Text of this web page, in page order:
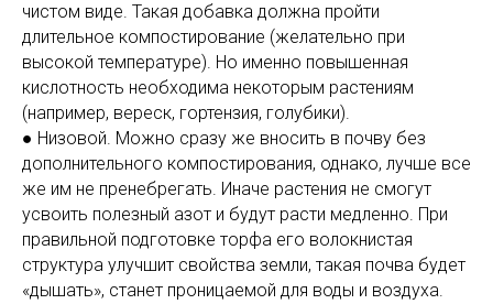
чистом виде. Такая добавка должна пройти
длительное компостирование (желательно при
высокой температуре). Но именно повышенная
кислотность необходима некоторым растениям
(например, вереск, гортензия, голубики).
● Низовой. Можно сразу же вносить в почву без
дополнительного компостирования, однако, лучше все
же им не пренебрегать. Иначе растения не смогут
усвоить полезный азот и будут расти медленно. При
правильной подготовке торфа его волокнистая
структура улучшит свойства земли, такая почва будет
«дышать», станет проницаемой для воды и воздуха.